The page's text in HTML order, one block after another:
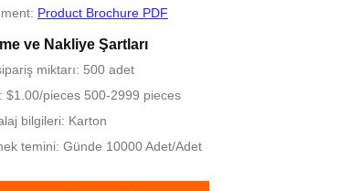
Product Brochure PDF
ve Nakliye Şartları
miktarı: 500 adet
$1.00/pieces 500-2999 pieces
bilgileri: Karton
temini: Günde 10000 Adet/Adet